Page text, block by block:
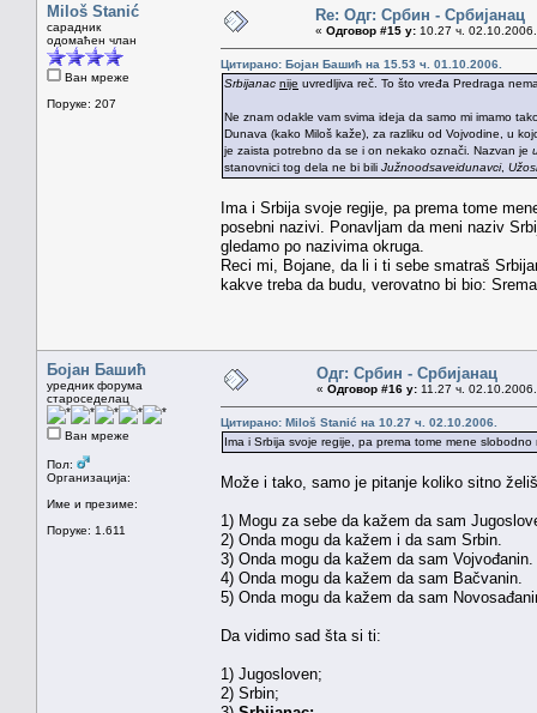
Miloš Stanić
сарадник
одомаћен члан
Ван мреже
Поруке: 207
Re: Одг: Србин - Србијанац
« Одговор #15 у: 10.27 ч.
Цитирано: Бојан Башић на 15.53 ч. 01.10.2006.
Srbijanac nije uvredljiva reč. To što vređa Predraga
Ne znam odakle vam svima ideja da samo mi imamo
Dunava (kako Miloš kaže), za razliku od Vojvodine, u
je zaista potrebno da se i on nekako označi. Nazvan je
stanovnici tog dela ne bi bili Južnoodsaveidunavci,
Ima i Srbija svoje regije, pa prema tome
posebni nazivi. Ponavljam da meni naziv
gledamo po nazivima okruga.
Reci mi, Bojane, da li i ti sebe smatraš
kakve treba da budu, verovatno bi bio:
Бојан Башић
уредник форума
староседелац
Ван мреже
Пол:
Организација:
Име и презиме:
Поруке: 1.611
Одг: Србин - Србијанац
« Одговор #16 у: 11.27 ч.
Цитирано: Miloš Stanić на 10.27 ч. 02.10.2006.
Ima i Srbija svoje regije, pa prema tome mene
Može i tako, samo je pitanje koliko sitno
1) Mogu za sebe da kažem da sam
2) Onda mogu da kažem i da sam Srbin.
3) Onda mogu da kažem da sam Vojvođanin.
4) Onda mogu da kažem da sam Bačvanin.
5) Onda mogu da kažem da sam
Da vidimo sad šta si ti:
1) Jugosloven;
2) Srbin;